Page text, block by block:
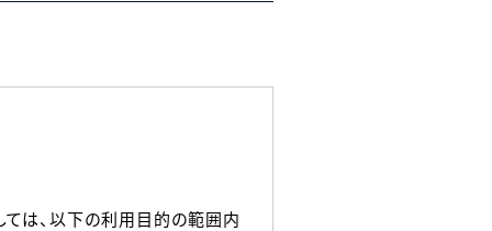
ては、以下の利用目的の範囲内